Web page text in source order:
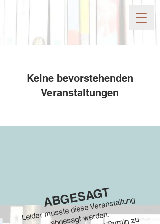
Keine bevorstehenden
Veranstaltungen
ABGESAGT
Leider
musste diese Veranstaltung
abgesagt werden.